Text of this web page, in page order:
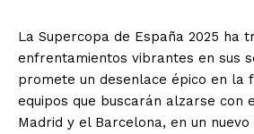
La Supercopa de España 2025 ha
enfrentamientos vibrantes en sus
promete un desenlace épico en la
equipos que buscarán alzarse con
Madrid y el Barcelona, en un